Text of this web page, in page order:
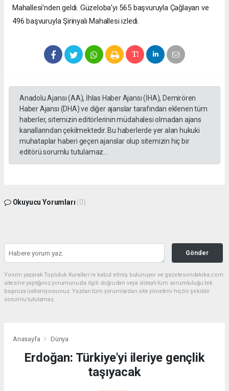
Mahallesi’nden geldi. Güzeloba’yı 565 başvuruyla Çağlayan ve
496 başvuruyla Şirinyalı Mahallesi izledi.
Anadolu Ajansı (AA), İhlas Haber Ajansı (İHA), Demirören
Haber Ajansı (DHA) ve diğer ajanslar tarafından eklenen tüm
haberler, sitemizin editörlerinin müdahalesi olmadan ajans
kanallarından çekilmektedir. Bu haberlerde yer alan hukuki
muhataplar haberi geçen ajanslar olup sitemizin hiç bir
editörü sorumlu tutulamaz...
Okuyucu Yorumları (0)
Gönder
Yorum yazarak Topluluk Kuralları’nı kabul etmiş bulunuyor ve gazetesondakika.com
sitesine yaptığınız yorumunuzla ilgili doğrudan veya dolaylı tüm sorumluluğu tek
başınıza üstleniyorsunuz. Yazılan tüm yorumlardan site yönetimi hiçbir şekilde
sorumlu tutulamaz.
Anasayfa Dünya
Erdoğan: Türkiye'yi ileriye gençlik
taşıyacak